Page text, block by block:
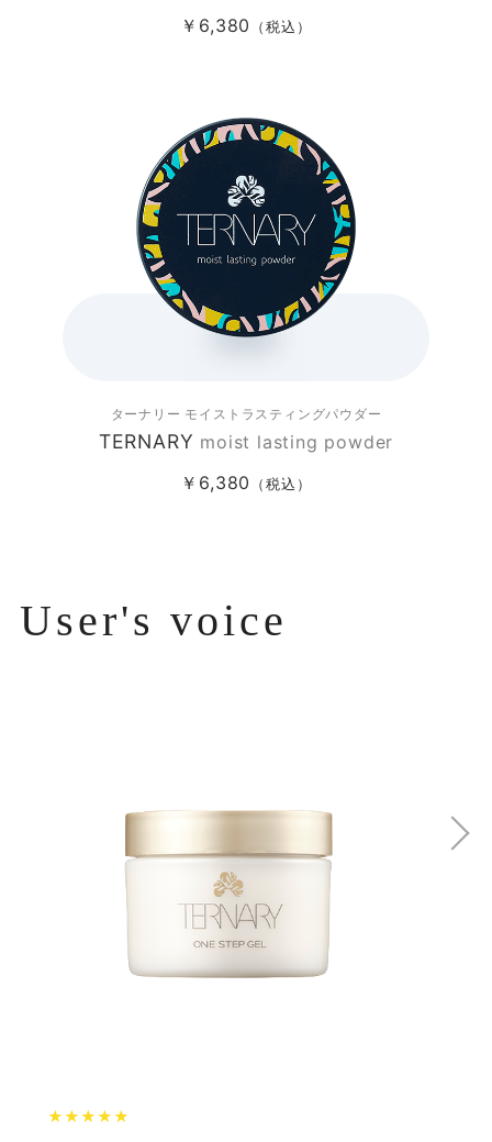
￥6,380 （税込）
ターナリー モイストラスティングパウダー
TERNARY moist lasting powder
￥6,380
（税込）
User's voice
★★★★★